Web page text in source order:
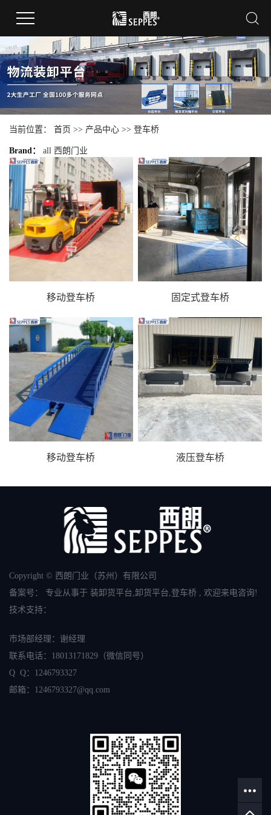
当前位置： 首页 >> 产品中心 >> 登车桥
Brand： all 西朗门业
移动登车桥 固定式登车桥
移动登车桥 液压登车桥
Copyright © 西朗门业（苏州）有限公司
备案号： 专业从事于 装卸货平台 卸货平台 登车桥 , 欢迎来电咨询!
技术支持：
市场部经理：谢经理
联系电话： 18013171829 （微信同号）
Q Q：1246793327
邮箱： 1246793327@qq.com